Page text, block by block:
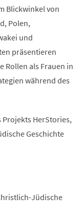
Blickwinkel von
Polen,
und
präsentieren
Rollen als Frauen in
während des
Projekts HerStories,
Geschichte
Jüdische